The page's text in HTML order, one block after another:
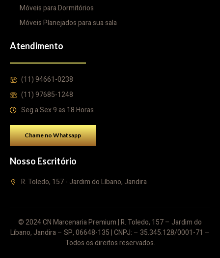
Móveis para Dormitórios
Móveis Planejados para sua sala
Atendimento
(11) 94661-0238
(11) 97685-1248
Seg a Sex 9 as 18 Horas
Chame no Whatsapp
Nosso Escritório
R. Toledo, 157 - Jardim do Líbano, Jandira
© 2024 CN Marcenaria Premium | R. Toledo, 157 – Jardim do
Líbano, Jandira – SP, 06648-135 | CNPJ: – 35.345.128/0001-71 –
Todos os direitos reservados.